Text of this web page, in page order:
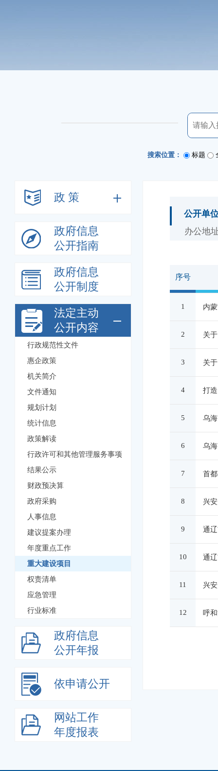
搜索位置： 标题
政 策
政府信息
公开指南
政府信息
公开制度
法定主动
公开内容
行政规范性文件
惠企政策
机关简介
文件通知
规划计划
统计信息
政策解读
行政许可和其他管理服务事项
结果公示
财政预决算
政府采购
人事信息
建议提案办理
年度重点工作
重大建设项目
权责清单
应急管理
行业标准
政府信息
公开年报
依申请公开
网站工作
年度报表
公开单
办公地
序号
1 内
2 关
3 关
4 打
5 乌
6 乌
7 首
8 兴
9 通
10 通
11 兴
12 呼